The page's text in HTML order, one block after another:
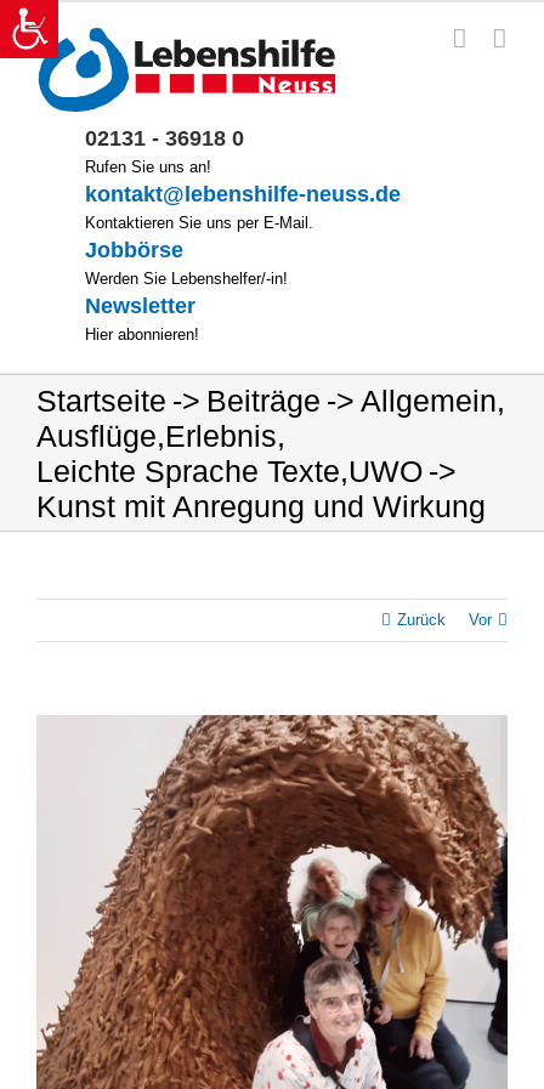
Zum
Inhalt
springen
02131 - 36918 0
Rufen Sie uns an!
kontakt@lebenshilfe-neuss.de
Kontaktieren Sie uns per E-Mail.
Jobbörse
Werden Sie Lebenshelfer/-in!
Newsletter
Hier abonnieren!
Startseite Beiträge Allgemein,
Ausflüge,Erlebnis,
Leichte Sprache Texte,UWO
Kunst mit Anregung und Wirkung
Zurück Vor